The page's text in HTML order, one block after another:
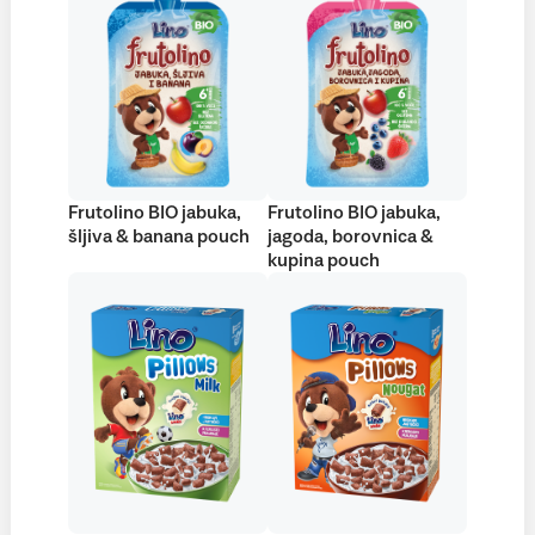
Frutolino BIO jabuka,
šljiva & banana pouch
Frutolino BIO jabuka,
jagoda, borovnica &
kupina pouch